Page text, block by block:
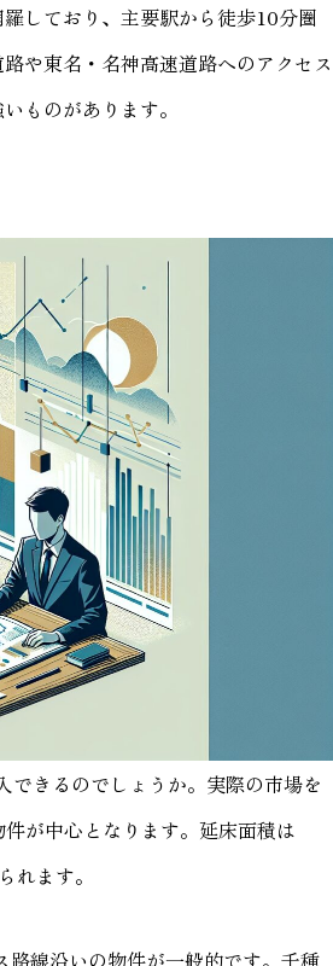
しており、主要駅から徒歩10分圏
や東名・名神高速道路へのアクセス
ものがあります。
きるのでしょうか。実際の市場を
が中心となります。延床面積は
ます。
線沿いの物件が一般的です。千種